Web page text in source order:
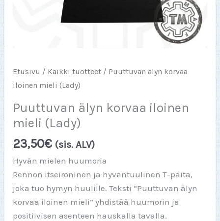
Etusivu / Kaikki tuotteet / Puuttuvan älyn korvaa
iloinen mieli (Lady)
Puuttuvan älyn korvaa iloinen
mieli (Lady)
23,50€ (sis. ALV)
Hyvän mielen huumoria
Rennon itseironinen ja hyväntuulinen T-paita,
joka tuo hymyn huulille. Teksti “Puuttuvan älyn
korvaa iloinen mieli” yhdistää huumorin ja
positiivisen asenteen hauskalla tavalla.